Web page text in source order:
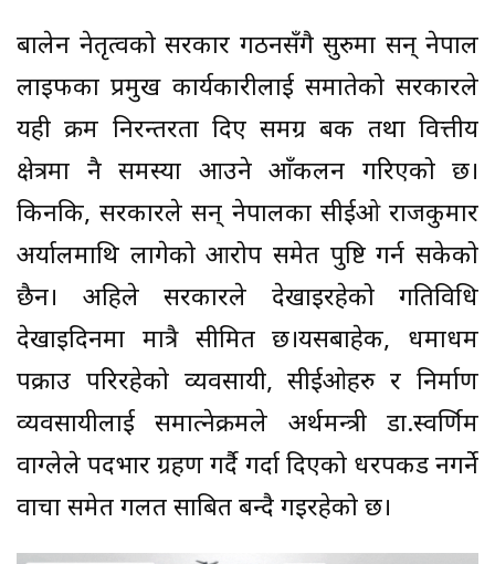
बालेन नेतृत्वको सरकार गठनसँगै सुरुमा सन् नेपाल
लाइफका प्रमुख कार्यकारीलाई समातेको सरकारले
यही क्रम निरन्तरता दिए समग्र बैंक तथा वित्तीय
क्षेत्रमा नै समस्या आउने आँकलन गरिएको छ।
किनकि, सरकारले सन् नेपालका सीईओ राजकुमार
अर्यालमाथि लागेको आरोप समेत पुष्टि गर्न सकेको
छैन। अहिले सरकारले देखाइरहेको गतिविधि
देखाइदिनमा मात्रै सीमित छ।यसबाहेक, धमाधम
पक्राउ परिरहेको व्यवसायी, सीईओहरु र निर्माण
व्यवसायीलाई समात्नेक्रमले अर्थमन्त्री डा.स्वर्णिम
वाग्लेले पदभार ग्रहण गर्दै गर्दा दिएको धरपकड नगर्ने
वाचा समेत गलत साबित बन्दै गइरहेको छ।